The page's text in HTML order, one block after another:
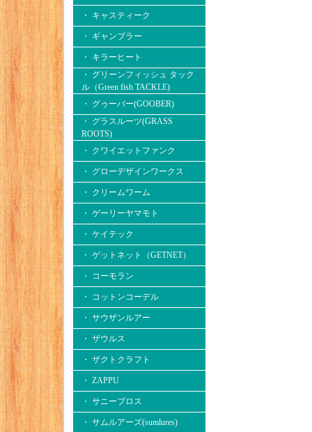
・ キャスティーク
・ ギャンブラー
・ キラーヒート
・ グリーンフィッシュ タック
ル（Green fish TACKLE)
・ グゥーバー(GOOBER)
・ グラスルーツ(GRASS
ROOTS)
・ クワイエットファンク
・ グローデザインワークス
・ クリームワーム
・ ゲーリーヤマモト
・ ケイテック
・ ゲットネット（GETNET）
・ コーモラン
・ コットンコーデル
・ サウザンルアー
・ ザウルス
・ ザクトクラフト
・ ZAPPU
・ サニーブロス
・ サムルアーズ(sumlures)